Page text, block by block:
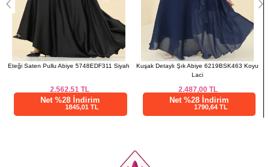
Kuşak Detaylı Şık Abiye 6219BSK463 Koyu
2.487,00 TL
Net %28 İndirim
1790,64 TL
Taş Detaylı Şifon Abiye 6999YG95 Koyu
Lila
3.862,50TL
Net %28 İndirim
2781,00 TL